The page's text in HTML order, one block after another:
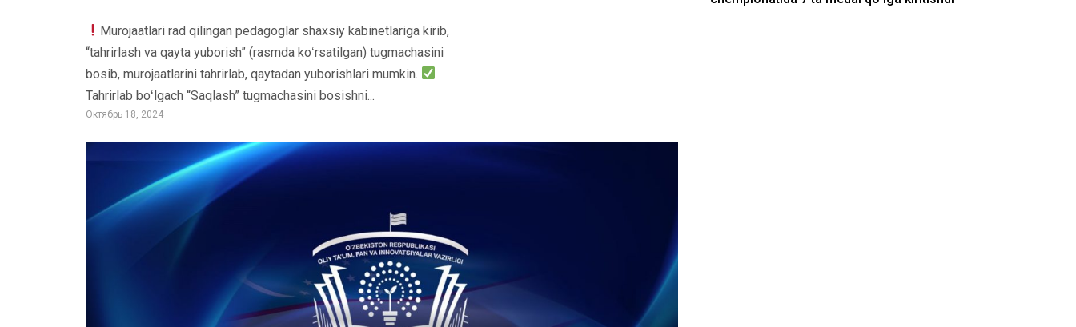
Murojaatlari rad qilingan pedagoglar shaxsiy kabinetlariga kirib,
“tahrirlash va qayta yuborish” (rasmda koʻrsatilgan) tugmachasini
bosib, murojaatlarini tahrirlab, qaytadan yuborishlari mumkin.
Tahrirlab boʻlgach “Saqlash” tugmachasini bosishni...
Октябрь 18, 2024